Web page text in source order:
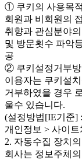
① 쿠키의 사용목적
회원과 비회원의
취향과 관심분야
및 방문횟수 파악
공
② 쿠키설정거부방
이용자는 쿠키설
거부하였을 경우
울수 있습니다.
(설정방법[IE기준]
개인정보 > 사이트
2. 자동수집 장치
회사는 정보주체